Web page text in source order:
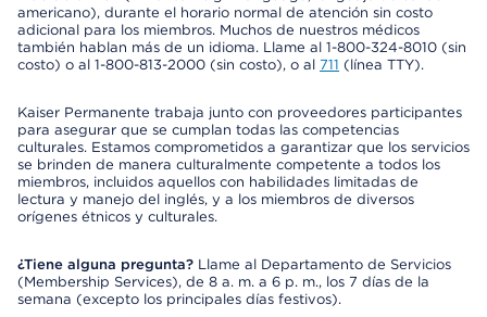
americano), durante el horario normal de atención sin costo
adicional para los miembros. Muchos de nuestros médicos
también hablan más de un idioma. Llame al 1-800-324-8010 (sin
costo) o al 1-800-813-2000 (sin costo), o al 711 (línea TTY).
Kaiser Permanente trabaja junto con proveedores participantes
para asegurar que se cumplan todas las competencias
culturales. Estamos comprometidos a garantizar que los servicios
se brinden de manera culturalmente competente a todos los
miembros, incluidos aquellos con habilidades limitadas de
lectura y manejo del inglés, y a los miembros de diversos
orígenes étnicos y culturales.
¿Tiene alguna pregunta? Llame al Departamento de Servicios
(Membership Services), de 8 a. m. a 6 p. m., los 7 días de la
semana (excepto los principales días festivos).